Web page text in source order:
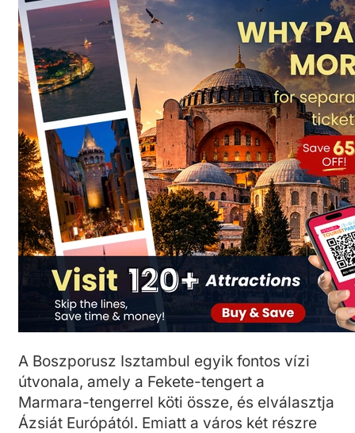
A Boszporusz Isztambul egyik fontos vízi
útvonala, amely a Fekete-tengert a
Marmara-tengerrel köti össze, és elválasztja
Ázsiát Európától. Emiatt a város két részre